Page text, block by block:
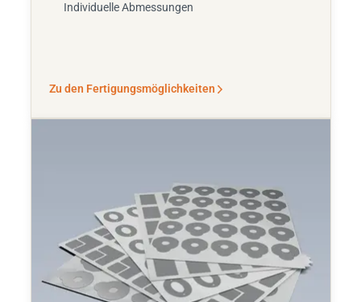
Individuelle Abmessungen
Zu den Fertigungsmöglichkeiten